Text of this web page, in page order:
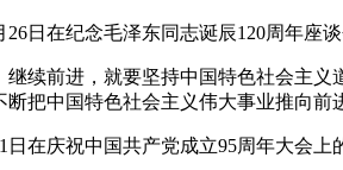
在纪念毛泽东同志诞辰120周年座谈
前进，就要坚持中国特色社会主义
把中国特色社会主义伟大事业推向前
庆祝中国共产党成立95周年大会上